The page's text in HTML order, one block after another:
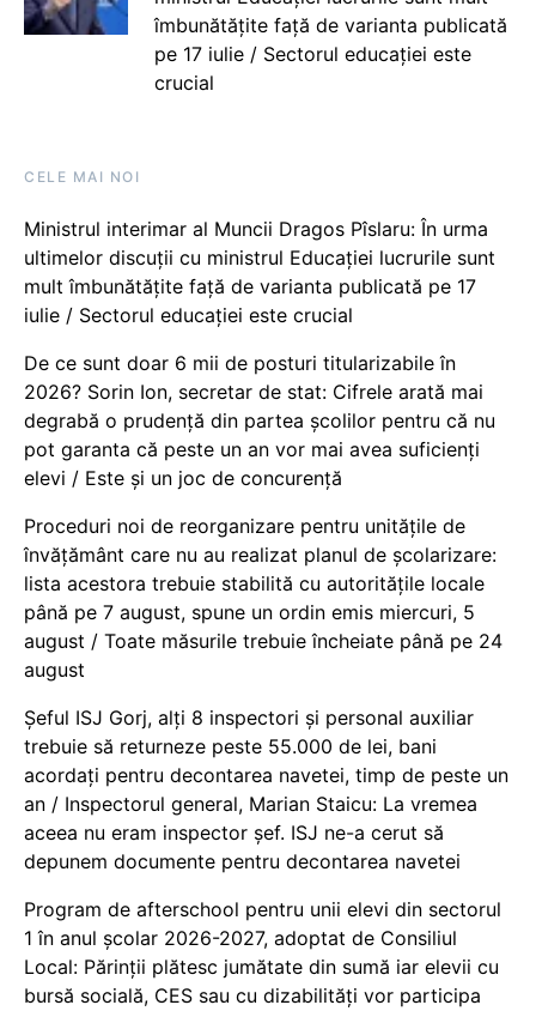
îmbunătățite față de varianta publicată
pe 17 iulie / Sectorul educației este
crucial
CELE MAI NOI
Ministrul interimar al Muncii Dragos Pîslaru: În urma
ultimelor discuții cu ministrul Educației lucrurile sunt
mult îmbunătățite față de varianta publicată pe 17
iulie / Sectorul educației este crucial
De ce sunt doar 6 mii de posturi titularizabile în
2026? Sorin Ion, secretar de stat: Cifrele arată mai
degrabă o prudență din partea școlilor pentru că nu
pot garanta că peste un an vor mai avea suficienți
elevi / Este și un joc de concurență
Proceduri noi de reorganizare pentru unitățile de
învățământ care nu au realizat planul de școlarizare:
lista acestora trebuie stabilită cu autoritățile locale
până pe 7 august, spune un ordin emis miercuri, 5
august / Toate măsurile trebuie încheiate până pe 24
august
Șeful ISJ Gorj, alți 8 inspectori și personal auxiliar
trebuie să returneze peste 55.000 de lei, bani
acordați pentru decontarea navetei, timp de peste un
an / Inspectorul general, Marian Staicu: La vremea
aceea nu eram inspector șef. ISJ ne-a cerut să
depunem documente pentru decontarea navetei
Program de afterschool pentru unii elevi din sectorul
1 în anul școlar 2026-2027, adoptat de Consiliul
Local: Părinții plătesc jumătate din sumă iar elevii cu
bursă socială, CES sau cu dizabilităţi vor participa